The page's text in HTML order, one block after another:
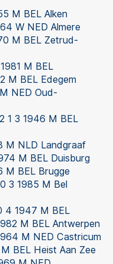
M BEL Alken
W NED Almere
M BEL Zetrud-
M BEL
M BEL Edegem
NED Oud-
1 3 1946 M BEL
M NLD Landgraaf
M BEL Duisburg
M BEL Brugge
3 1985 M Bel
4 1947 M BEL
M BEL Antwerpen
M NED Castricum
BEL Heist Aan Zee